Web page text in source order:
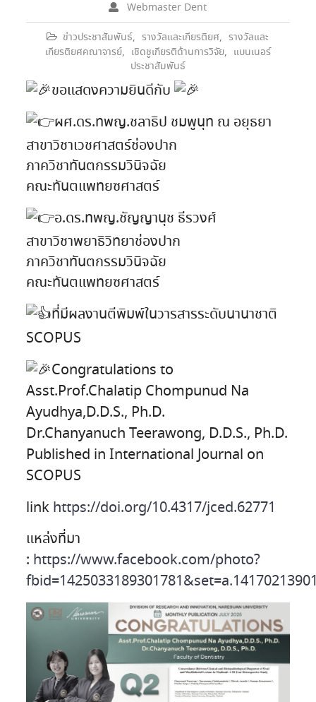
Webmaster Dent
ข่าวประชาสัมพันธ์, รางวัลและเกียรติยศ, รางวัลและ
เกียรติยศคณาจารย์, เชิดชูเกียรติด้านการวิจัย, แบนเนอร์
ประชาสัมพันธ์
ขอแสดงความยินดีกับ
ผศ.ดร.ทพญ.ชลาธิป ชมพูนุท ณ อยุธยา
สาขาวิชาเวชศาสตร์ช่องปาก
ภาควิชาทันตกรรมวินิจฉัย
คณะทันตแพทยซศาสตร์
อ.ดร.ทพญ.ชัญญานุช ธีรวงศ์
สาขาวิชาพยาธิวิทยาช่องปาก
ภาควิชาทันตกรรมวินิจฉัย
คณะทันตแพทยซศาสตร์
ที่มีผลงานตีพิมพ์ในวารสารระดับนานาชาติ
SCOPUS
Congratulations to
Asst.Prof.Chalatip Chompunud Na
Ayudhya,D.D.S., Ph.D.
Dr.Chanyanuch Teerawong, D.D.S., Ph.D.
Published in International Journal on
SCOPUS
link https://doi.org/10.4317/jced.62771
แหล่งที่มา
: https://www.facebook.com/photo?